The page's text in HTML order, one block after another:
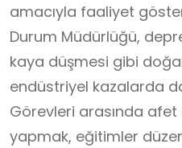
amacıyla faaliyet
Durum Müdürlüğü,
kaya düşmesi gibi
endüstriyel kazalarda
Görevleri arasında
yapmak, eğitimler